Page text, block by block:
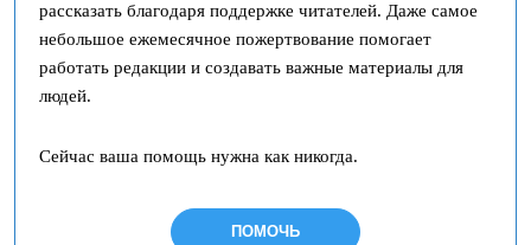
рассказать благодаря поддержке читателей. Даже самое
небольшое ежемесячное пожертвование помогает
работать редакции и создавать важные материалы для
людей.
Сейчас ваша помощь нужна как никогда.
ПОМОЧЬ